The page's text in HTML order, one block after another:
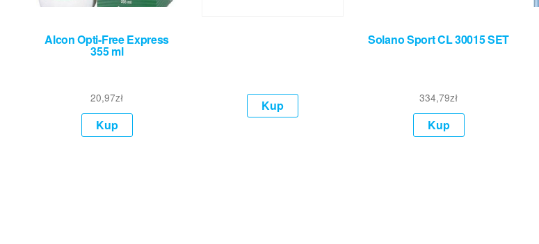
Alcon Opti-Free Express
355 ml
20,97zł
Kup
Kup
Solano Sport CL 30015 SET
334,79zł
Kup